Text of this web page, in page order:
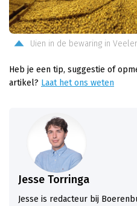
Uien in de bewaring in
Heb je een tip, suggestie of
artikel? Laat het ons weten
Jesse Torringa
Jesse is redacteur bij